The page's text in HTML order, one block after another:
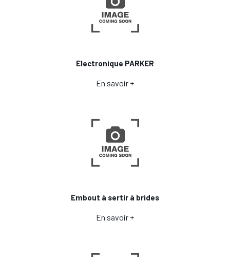
Electronique PARKER
En savoir +
Embout à sertir à brides
En savoir +